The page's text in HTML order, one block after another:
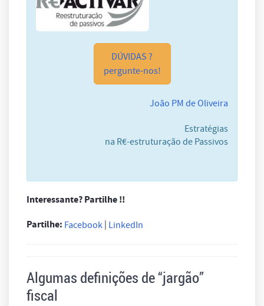
DÚVIDAS ?
pergunte-nos!
João PM de Oliveira
Estratégias
na R€-estruturação de Passivos
Interessante? Partilhe !!
Partilhe: Facebook | LinkedIn
Algumas definições de “jargão”
fiscal